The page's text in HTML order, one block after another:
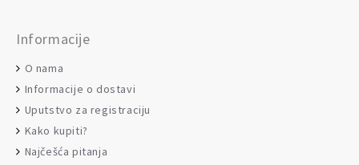
Informacije
O nama
Informacije o dostavi
Uputstvo za registraciju
Kako kupiti?
Najčešća pitanja